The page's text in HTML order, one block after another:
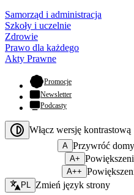
Samorząd i administracja
Szkoły i uczelnie
Zdrowie
Prawo dla każdego
Akty Prawne
Promocje- otwiera się w nowej
Newsletter
Podcasty
Włącz wersję kontrastową
A Przywróć
A+
A++
Zmień język - bieżący:
PL Zmień język strony